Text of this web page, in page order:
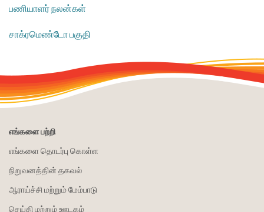
பணியாளர் நலன்கள்
​சாக்ரமெண்டோ பகுதி
எங்களை பற்றி
எங்களை தொடர்பு கொள்ள
நிறுவனத்தின் தகவல்
ஆராய்ச்சி மற்றும் மேம்பாடு
செய்தி மற்றும் ஊடகம்